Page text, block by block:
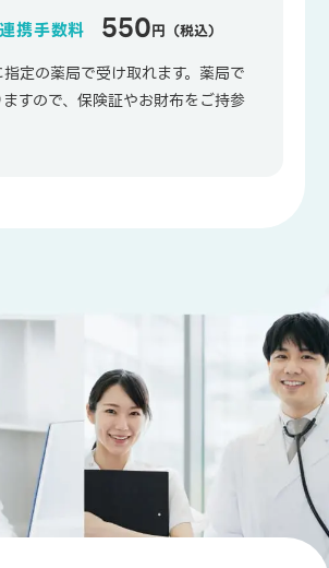
携手数料 550円（税込）
定の薬局で受け取れます。薬局で
すので、保険証やお財布をご持参